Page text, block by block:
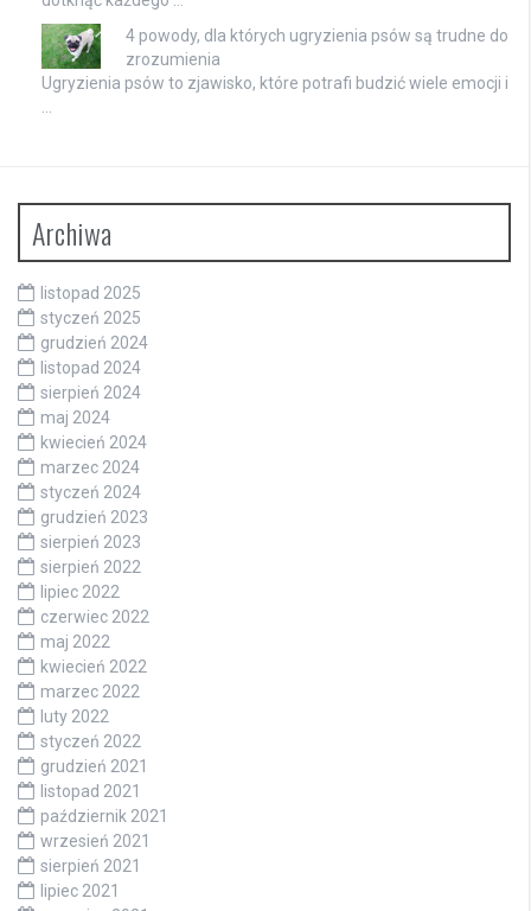
4 powody, dla których ugryzienia psów są trudne do
zrozumienia
Ugryzienia psów to zjawisko, które potrafi budzić wiele emocji i
…
Archiwa
listopad 2025
styczeń 2025
grudzień 2024
listopad 2024
sierpień 2024
maj 2024
kwiecień 2024
marzec 2024
styczeń 2024
grudzień 2023
sierpień 2023
sierpień 2022
lipiec 2022
czerwiec 2022
maj 2022
kwiecień 2022
marzec 2022
luty 2022
styczeń 2022
grudzień 2021
listopad 2021
październik 2021
wrzesień 2021
sierpień 2021
lipiec 2021